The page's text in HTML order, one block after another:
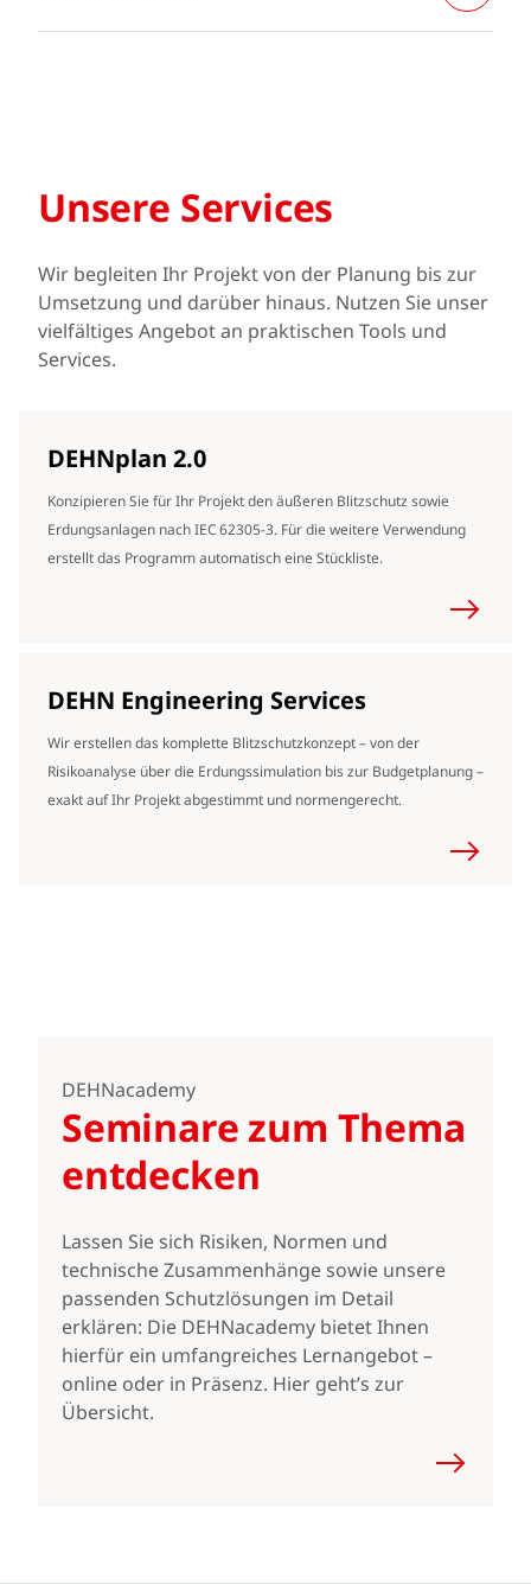
Unsere Services
Wir begleiten Ihr Projekt von der Planung bis zur
Umsetzung und darüber hinaus. Nutzen Sie unser
vielfältiges Angebot an praktischen Tools und
Services.
DEHNplan 2.0
Konzipieren Sie für Ihr Projekt den äußeren Blitzschutz sowie
Erdungsanlagen nach IEC 62305-3. Für die weitere Verwendung
erstellt das Programm automatisch eine Stückliste.
DEHN Engineering Services
Wir erstellen das komplette Blitzschutzkonzept – von der
Risikoanalyse über die Erdungssimulation bis zur Budgetplanung –
exakt auf Ihr Projekt abgestimmt und normengerecht.
DEHNacademy
Seminare zum Thema
entdecken
Lassen Sie sich Risiken, Normen und
technische Zusammenhänge sowie unsere
passenden Schutzlösungen im Detail
erklären: Die DEHNacademy bietet Ihnen
hierfür ein umfangreiches Lernangebot –
online oder in Präsenz. Hier geht’s zur
Übersicht.